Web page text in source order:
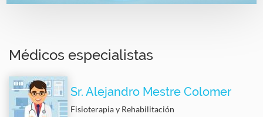
Médicos especialistas
Sr. Alejandro Mestre Colomer
Fisioterapia y Rehabilitación